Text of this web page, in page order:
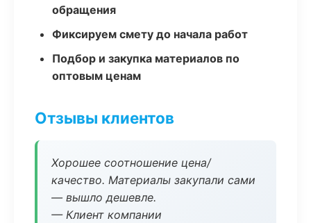
обращения
Фиксируем смету до начала работ
Подбор и закупка материалов по
оптовым ценам
Отзывы клиентов
Хорошее соотношение цена/
качество. Материалы закупали сами
— вышло дешевле.
— Клиент компании